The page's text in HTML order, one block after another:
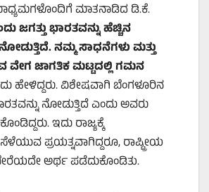
ಮಾತನಾಡಿದ ಡಿ.ಕೆ.
ಜಗತ್ತು ಭಾರತವನ್ನು ಹೆಚ್ಚಿನ
ನಮ್ಮ ಸಾಧನೆಗಳು ಮತ್ತು
ವೇಗ ಜಾಗತಿಕ ಮಟ್ಟದಲ್ಲಿ ಗಮನ
ಹೇಳಿದ್ದರು. ವಿಶೇಷವಾಗಿ ಬೆಂಗಳೂರಿನ
ನೋಡುತ್ತಿದೆ ಎಂದು ಅವರು
ಇದು ರಾಜ್ಯಕ್ಕೆ
ಪ್ರಯತ್ನವಾಗಿದ್ದರೂ, ರಾಷ್ಟ್ರೀಯ
ಅರ್ಥ ಪಡೆದುಕೊಂಡಿತು.